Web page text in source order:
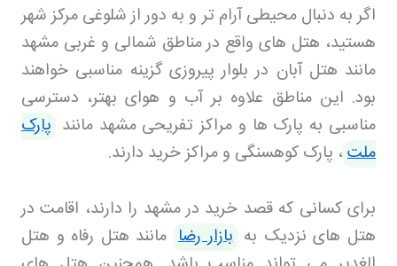
اگر به دنبال محیطی آرام تر و به دور از شلوغی مرکز شهر
هستید، هتل های واقع در مناطق شمالی و غربی مشهد
مانند هتل آبان در بلوار پیروزی گزینه مناسبی خواهند
بود. این مناطق علاوه بر آب و هوای بهتر، دسترسی
مناسبی به پارک ها و مراکز تفریحی مشهد مانند پارک
ملت، پارک کوهسنگی و مراکز خرید دارند.
برای کسانی که قصد خرید در مشهد را دارند، اقامت در
هتل های نزدیک به بازار رضا مانند هتل رفاه و هتل